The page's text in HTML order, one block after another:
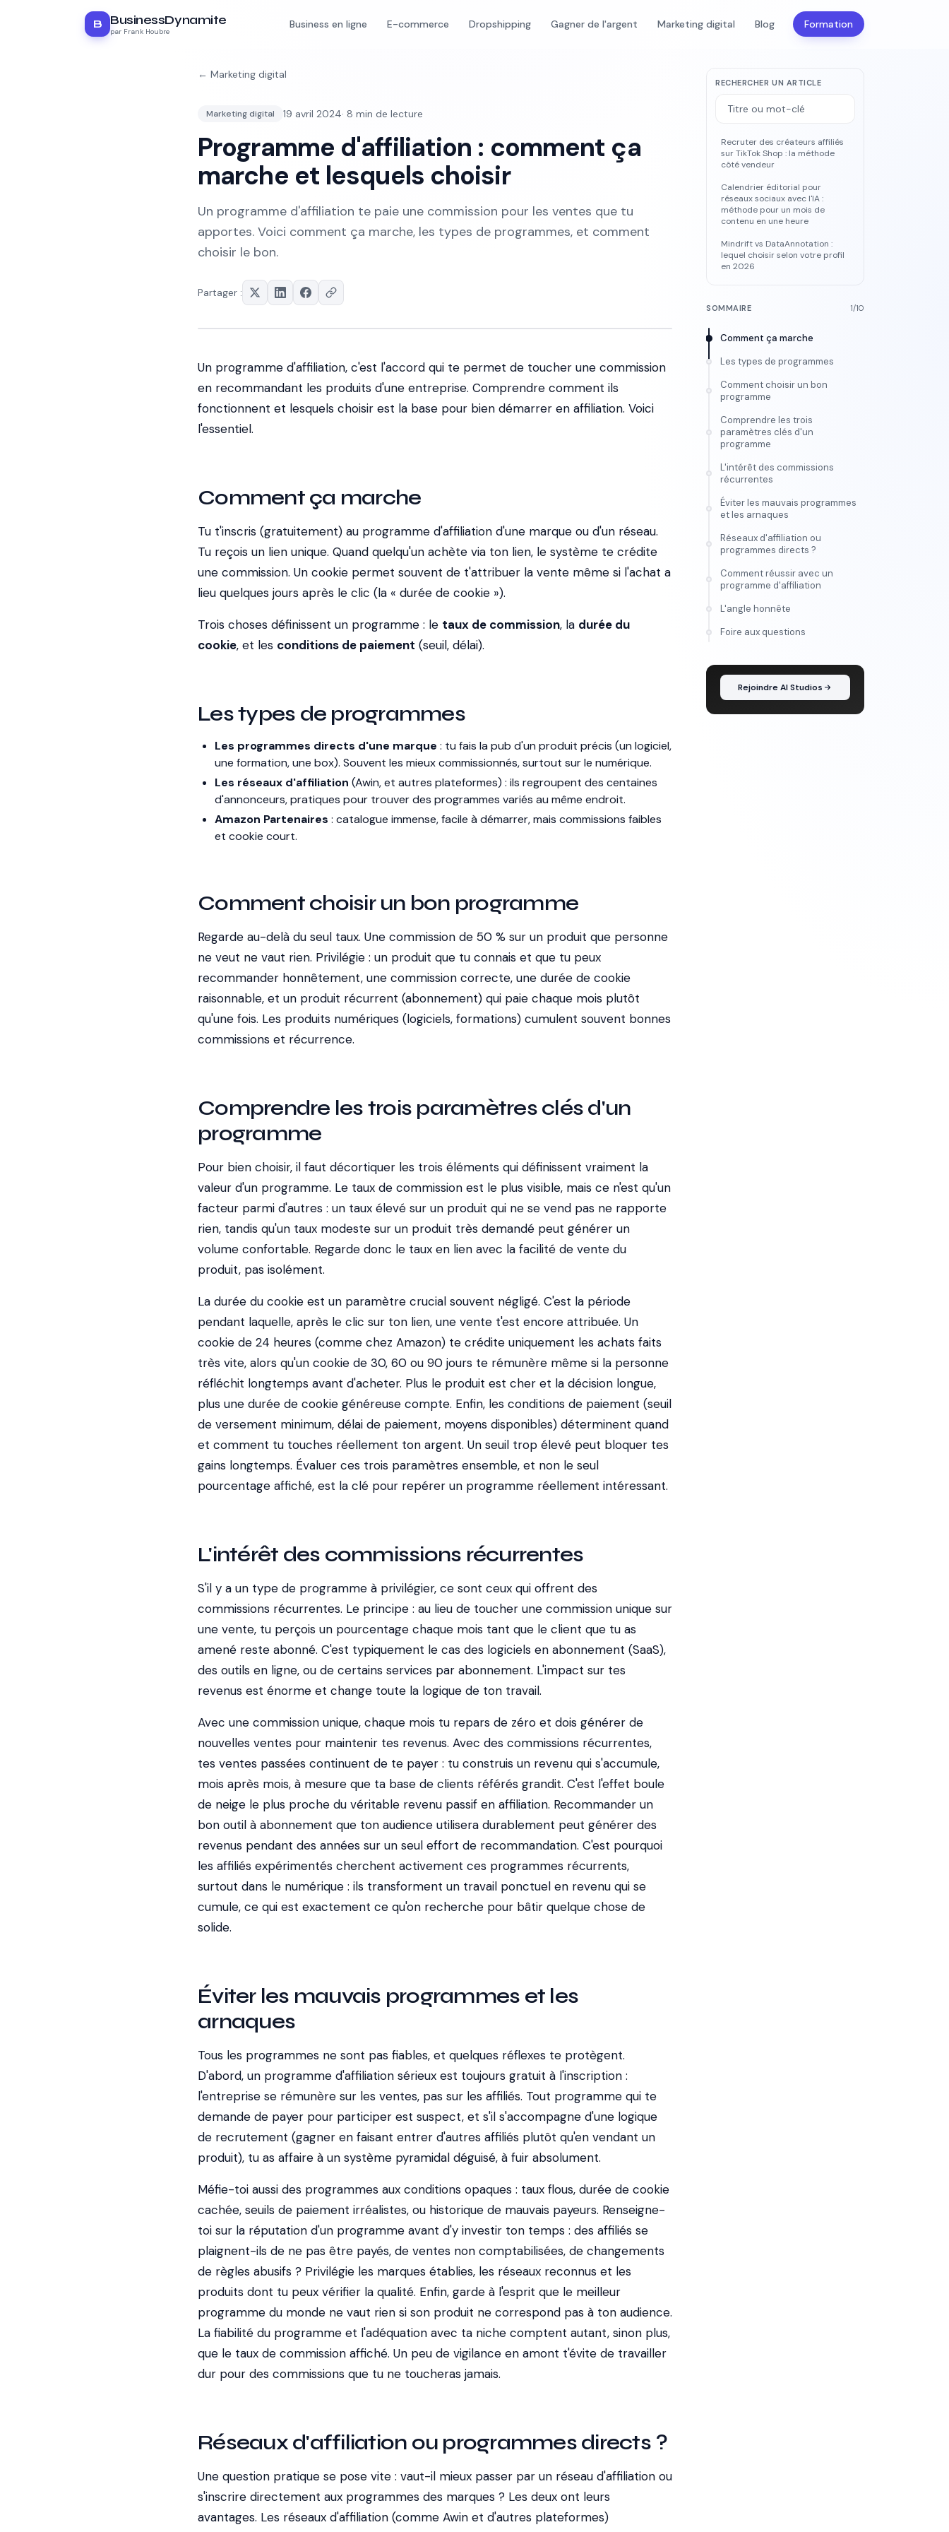
B BusinessDynamite
par Frank Houbre
Business en ligne E-commerce Dropshipping Gagner de l'argent Marketing digital Blog Formation
← Marketing digital
Marketing digital 19 avril 2024· 8 min de lecture
Programme d'affiliation : comment ça
marche et lesquels choisir
Un programme d'affiliation te paie une commission pour les ventes que tu
apportes. Voici comment ça marche, les types de programmes, et comment
choisir le bon.
Partager :
Un programme d'affiliation, c'est l'accord qui te permet de toucher une commission
en recommandant les produits d'une entreprise. Comprendre comment ils
fonctionnent et lesquels choisir est la base pour bien démarrer en affiliation. Voici
l'essentiel.
Comment ça marche
Tu t'inscris (gratuitement) au programme d'affiliation d'une marque ou d'un réseau.
Tu reçois un lien unique. Quand quelqu'un achète via ton lien, le système te crédite
une commission. Un cookie permet souvent de t'attribuer la vente même si l'achat a
lieu quelques jours après le clic (la « durée de cookie »).
Trois choses définissent un programme : le taux de commission, la durée du
cookie, et les conditions de paiement (seuil, délai).
Les types de programmes
Les programmes directs d'une marque : tu fais la pub d'un produit précis (un logiciel,
une formation, une box). Souvent les mieux commissionnés, surtout sur le numérique.
Les réseaux d'affiliation (Awin, et autres plateformes) : ils regroupent des centaines
d'annonceurs, pratiques pour trouver des programmes variés au même endroit.
Amazon Partenaires : catalogue immense, facile à démarrer, mais commissions faibles
et cookie court.
Comment choisir un bon programme
Regarde au-delà du seul taux. Une commission de 50 % sur un produit que personne
ne veut ne vaut rien. Privilégie : un produit que tu connais et que tu peux
recommander honnêtement, une commission correcte, une durée de cookie
raisonnable, et un produit récurrent (abonnement) qui paie chaque mois plutôt
qu'une fois. Les produits numériques (logiciels, formations) cumulent souvent bonnes
commissions et récurrence.
Comprendre les trois paramètres clés d'un
programme
Pour bien choisir, il faut décortiquer les trois éléments qui définissent vraiment la
valeur d'un programme. Le taux de commission est le plus visible, mais ce n'est qu'un
facteur parmi d'autres : un taux élevé sur un produit qui ne se vend pas ne rapporte
rien, tandis qu'un taux modeste sur un produit très demandé peut générer un
volume confortable. Regarde donc le taux en lien avec la facilité de vente du
produit, pas isolément.
La durée du cookie est un paramètre crucial souvent négligé. C'est la période
pendant laquelle, après le clic sur ton lien, une vente t'est encore attribuée. Un
cookie de 24 heures (comme chez Amazon) te crédite uniquement les achats faits
très vite, alors qu'un cookie de 30, 60 ou 90 jours te rémunère même si la personne
réfléchit longtemps avant d'acheter. Plus le produit est cher et la décision longue,
plus une durée de cookie généreuse compte. Enfin, les conditions de paiement (seuil
de versement minimum, délai de paiement, moyens disponibles) déterminent quand
et comment tu touches réellement ton argent. Un seuil trop élevé peut bloquer tes
gains longtemps. Évaluer ces trois paramètres ensemble, et non le seul
pourcentage affiché, est la clé pour repérer un programme réellement intéressant.
L'intérêt des commissions récurrentes
S'il y a un type de programme à privilégier, ce sont ceux qui offrent des
commissions récurrentes. Le principe : au lieu de toucher une commission unique sur
une vente, tu perçois un pourcentage chaque mois tant que le client que tu as
amené reste abonné. C'est typiquement le cas des logiciels en abonnement (SaaS),
des outils en ligne, ou de certains services par abonnement. L'impact sur tes
revenus est énorme et change toute la logique de ton travail.
Avec une commission unique, chaque mois tu repars de zéro et dois générer de
nouvelles ventes pour maintenir tes revenus. Avec des commissions récurrentes,
tes ventes passées continuent de te payer : tu construis un revenu qui s'accumule,
mois après mois, à mesure que ta base de clients référés grandit. C'est l'effet boule
de neige le plus proche du véritable revenu passif en affiliation. Recommander un
bon outil à abonnement que ton audience utilisera durablement peut générer des
revenus pendant des années sur un seul effort de recommandation. C'est pourquoi
les affiliés expérimentés cherchent activement ces programmes récurrents,
surtout dans le numérique : ils transforment un travail ponctuel en revenu qui se
cumule, ce qui est exactement ce qu'on recherche pour bâtir quelque chose de
solide.
Éviter les mauvais programmes et les
arnaques
Tous les programmes ne sont pas fiables, et quelques réflexes te protègent.
D'abord, un programme d'affiliation sérieux est toujours gratuit à l'inscription :
l'entreprise se rémunère sur les ventes, pas sur les affiliés. Tout programme qui te
demande de payer pour participer est suspect, et s'il s'accompagne d'une logique
de recrutement (gagner en faisant entrer d'autres affiliés plutôt qu'en vendant un
produit), tu as affaire à un système pyramidal déguisé, à fuir absolument.
Méfie-toi aussi des programmes aux conditions opaques : taux flous, durée de cookie
cachée, seuils de paiement irréalistes, ou historique de mauvais payeurs. Renseigne-
toi sur la réputation d'un programme avant d'y investir ton temps : des affiliés se
plaignent-ils de ne pas être payés, de ventes non comptabilisées, de changements
de règles abusifs ? Privilégie les marques établies, les réseaux reconnus et les
produits dont tu peux vérifier la qualité. Enfin, garde à l'esprit que le meilleur
programme du monde ne vaut rien si son produit ne correspond pas à ton audience.
La fiabilité du programme et l'adéquation avec ta niche comptent autant, sinon plus,
que le taux de commission affiché. Un peu de vigilance en amont t'évite de travailler
dur pour des commissions que tu ne toucheras jamais.
Réseaux d'affiliation ou programmes directs ?
Une question pratique se pose vite : vaut-il mieux passer par un réseau d'affiliation ou
s'inscrire directement aux programmes des marques ? Les deux ont leurs
avantages. Les réseaux d'affiliation (comme Awin et d'autres plateformes)
RECHERCHER UN ARTICLE
Recruter des créateurs affiliés
sur TikTok Shop : la méthode
côté vendeur
Calendrier éditorial pour
réseaux sociaux avec l'IA :
méthode pour un mois de
contenu en une heure
Mindrift vs DataAnnotation :
lequel choisir selon votre profil
en 2026
SOMMAIRE 1/10
Comment ça marche
Les types de programmes
Comment choisir un bon
programme
Comprendre les trois
paramètres clés d'un
programme
L'intérêt des commissions
récurrentes
Éviter les mauvais programmes
et les arnaques
Réseaux d'affiliation ou
programmes directs ?
Comment réussir avec un
programme d'affiliation
L'angle honnête
Foire aux questions
Rejoindre AI Studios